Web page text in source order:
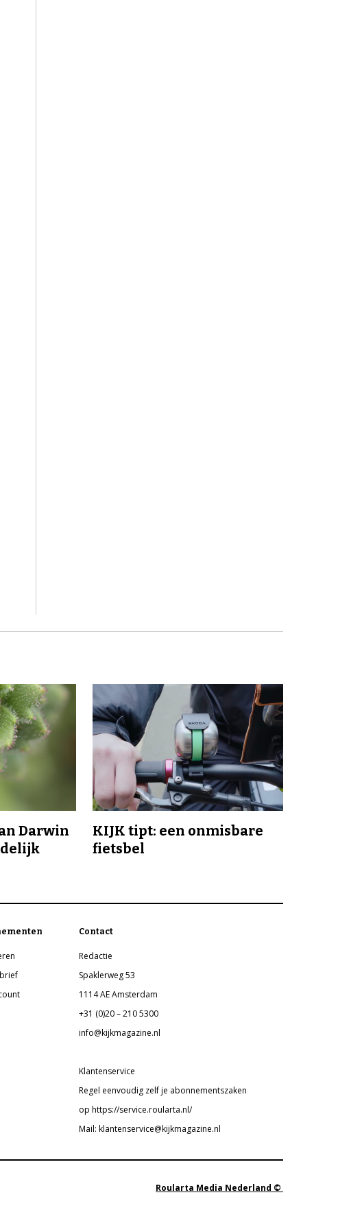
Darwin
KIJK tipt: een onmisbare
fietsbel
Contact
Redactie
Spaklerweg 53
1114 AE Amsterdam
+31 (0)20 – 210 5300
info@kijkmagazine.nl
Klantenservice
Regel eenvoudig zelf je abonnementszaken
op https://service.roularta.nl/
Mail: klantenservice@kijkmagazine.nl
Roularta Media Nederland ©